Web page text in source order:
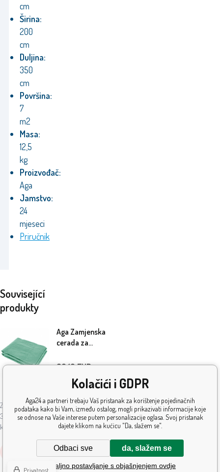
cm
Širina:
200
cm
Duljina:
350
cm
Površina:
7
m2
Masa:
12,5
kg
Proizvođač:
Aga
Jamstvo:
24
mjeseci
Priručnik
Související
produkty
Aga Zamjenska
cerada za
350x200x200
Zamjenska cerada za plastenik dimenzija
350 x 200 x 200 cm, izrađena od
kvalitetne PE (polietilenske) mreže s
gustoćom od 140 g/m².
Na
lageru
30.10EUR
Kolačići i GDPR
Aga24 a partneri trebaju Vaš pristanak za korištenje pojedinačnih
podataka kako bi Vam, između ostalog, mogli prikazivati informacije koje
se odnose na Vaše interese putem personalizacije oglasa. Svoj pristanak
dajete klikom na kućicu "Da, slažem se".
Odbaci sve da, slažem se
Detaljno postavljanje s objašnjenjem ovdje
Privatnost